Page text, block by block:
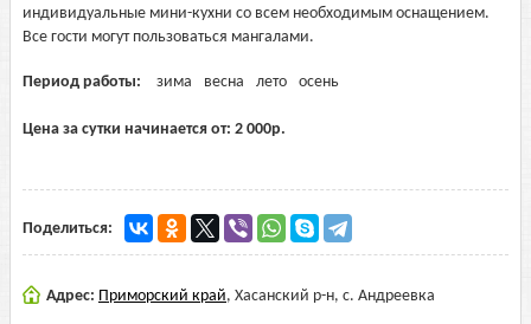
индивидуальные мини-кухни со всем необходимым оснащением.
Все гости могут пользоваться мангалами.
Период работы: зима весна лето осень
Цена за сутки начинается от: 2 000р.
Поделиться:
Адрес: Приморский край, Хасанский р-н, с. Андреевка